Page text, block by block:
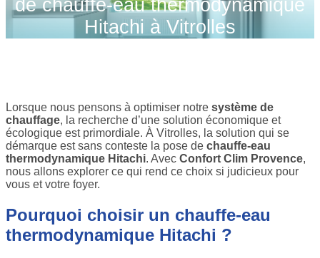
de chauffe-eau thermodynamique
Hitachi à Vitrolles
Lorsque nous pensons à optimiser notre système de
chauffage, la recherche d’une solution économique et
écologique est primordiale. À Vitrolles, la solution qui se
démarque est sans conteste la pose de chauffe-eau
thermodynamique Hitachi. Avec Confort Clim Provence,
nous allons explorer ce qui rend ce choix si judicieux pour
vous et votre foyer.
Pourquoi choisir un chauffe-eau
thermodynamique Hitachi ?